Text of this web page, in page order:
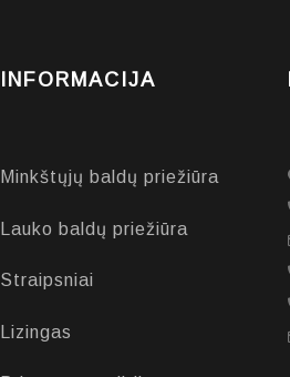
INFORMACIJA
Minkštųjų baldų priežiūra
Lauko baldų priežiūra
Straipsniai
Lizingas